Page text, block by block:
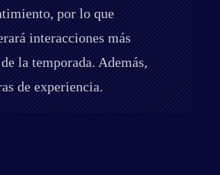
por lo que
interacciones más
la temporada. Además,
de experiencia.